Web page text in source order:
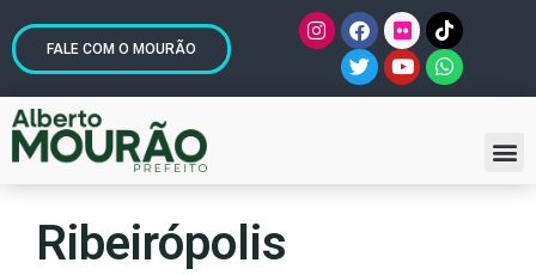
FALE COM O MOURÃO
Ribeirópolis